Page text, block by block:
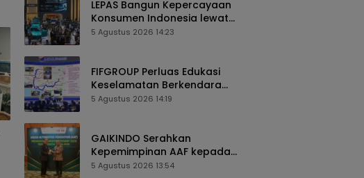
LEPAS Bangun Kepercayaan
Konsumen Indonesia lewat
Pengalaman Berkendara
5 Agustus 2026 14:23
FIFGROUP Perluas Edukasi
Keselamatan Berkendara
Lewat Program FABL di GIIAS
5 Agustus 2026 14:19
GAIKINDO Serahkan
Kepemimpinan AAF kepada
Malaysia, Perkuat Kolaborasi
5 Agustus 2026 13:54